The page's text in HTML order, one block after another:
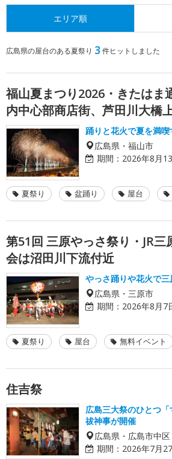
エリア順
広島県の屋台のある夏祭り 3 件ヒットしました
福山夏まつり2026・きたはま
内中心部商店街、芦田川大橋
踊りと花火で夏を満
広島県・福山市
期間： 2026年8月
夏祭り 盆踊り 屋台
第51回 三原やっさ祭り・JR
会は沼田川下流付近
やっさ踊りや花火で
広島県・三原市
期間： 2026年8月7
夏祭り 屋台 無料イベント
住吉祭
広島三大祭のひとつ
祓神事が開催
広島県・広島市中区
期間： 2026年7月